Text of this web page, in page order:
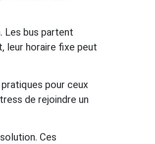
Les bus partent
leur horaire fixe peut
pour ceux
de rejoindre un
Ces